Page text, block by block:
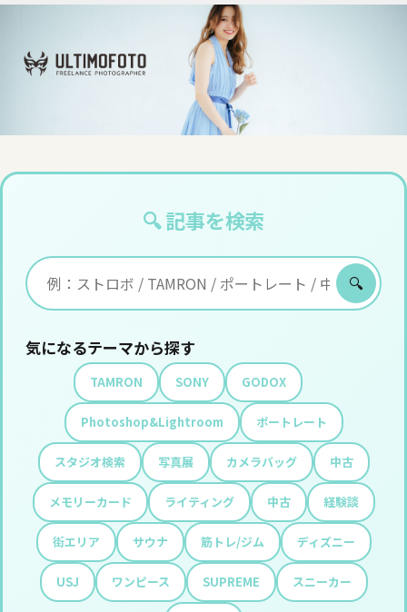
🔍 記事を検索
🔍
気になるテーマから探す
TAMRON SONY GODOX
Photoshop&Lightroom ポートレート
スタジオ検索 写真展 カメラバッグ 中古
メモリーカード ライティング 中古 経験談
街エリア サウナ 筋トレ/ジム ディズニー
USJ ワンピース SUPREME スニーカー